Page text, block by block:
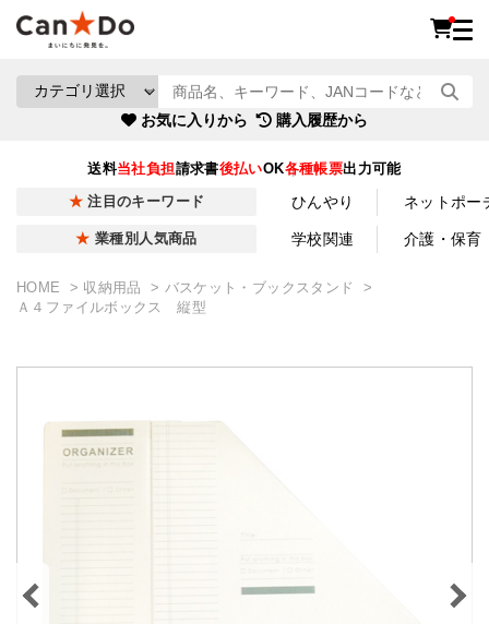
お気に入りから 購入履歴から
送料当社負担請求書後払いOK各種帳票出力可能
注目のキーワード ひんやり ネットポー
業種別人気商品 学校関連 介護・保育
HOME 収納用品
バスケット・ブックスタンド
Ａ４ファイルボックス 縦型